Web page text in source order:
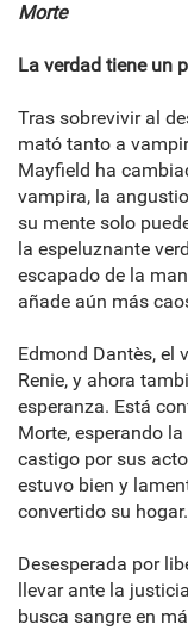
Morte
La verdad tiene un
Tras sobrevivir al
mató tanto a
Mayfield ha
vampira, la
su mente solo
la espeluznante
escapado de la
añade aún más
Edmond Dantès, el
Renie, y ahora
esperanza. Está
Morte, esperando
castigo por sus
estuvo bien y
convertido su hogar.
Desesperada por
llevar ante la
busca sangre en